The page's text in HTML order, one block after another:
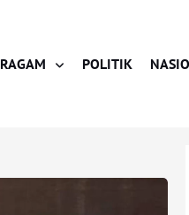
RAGAM POLITIK